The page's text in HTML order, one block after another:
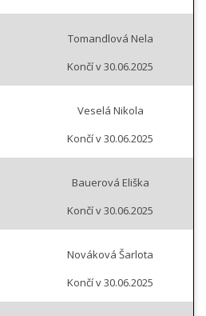
Tomandlová Nela
Končí v 30.06.2025
Veselá Nikola
Končí v 30.06.2025
Bauerová Eliška
Končí v 30.06.2025
Nováková Šarlota
Končí v 30.06.2025